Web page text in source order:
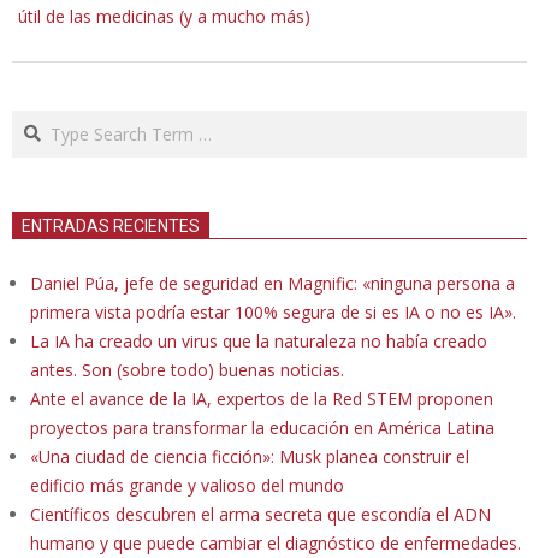
útil de las medicinas (y a mucho más)
Search
ENTRADAS RECIENTES
Daniel Púa, jefe de seguridad en Magnific: «ninguna persona a
primera vista podría estar 100% segura de si es IA o no es IA».
La IA ha creado un virus que la naturaleza no había creado
antes. Son (sobre todo) buenas noticias.
Ante el avance de la IA, expertos de la Red STEM proponen
proyectos para transformar la educación en América Latina
«Una ciudad de ciencia ficción»: Musk planea construir el
edificio más grande y valioso del mundo
Científicos descubren el arma secreta que escondía el ADN
humano y que puede cambiar el diagnóstico de enfermedades.